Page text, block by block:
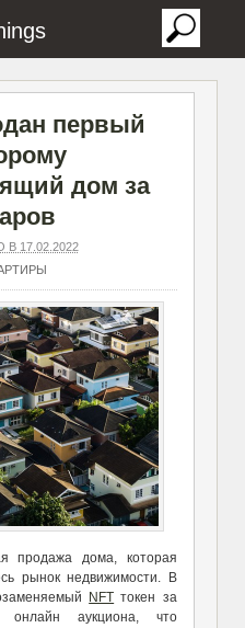
первый
дом за
17.02.2022
продажа дома, которая
рынок недвижимости. В
NFT токен за
аукциона, что